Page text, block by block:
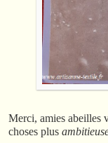
Merci, amies abeilles
choses plus